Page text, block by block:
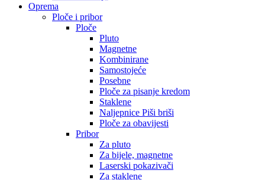
Oprema
Ploče i pribor
Ploče
Pluto
Magnetne
Kombinirane
Samostojeće
Posebne
Ploče za pisanje kredom
Staklene
Naljepnice Piši briši
Ploče za obavijesti
Pribor
Za pluto
Za bijele, magnetne
Laserski pokazivači
Za staklene